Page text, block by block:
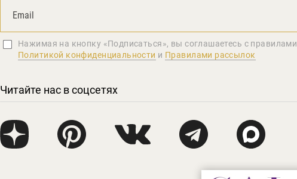
Нажимая на кнопку «Подписаться», вы соглашаетеcь с правилами
Политикой конфиденциальности и Правилами рассылок
Читайте нас в соцсетях